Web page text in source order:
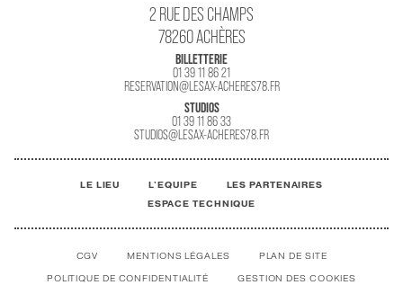
2 RUE DES CHAMPS
78260 ACHÈRES
BILLETTERIE
01 39 11 86 21
RESERVATION@LESAX-ACHERES78.FR
STUDIOS
01 39 11 86 33
STUDIOS@LESAX-ACHERES78.FR
LE LIEU L'EQUIPE
LES PARTENAIRES
ESPACE TECHNIQUE
CGV MENTIONS LÉGALES PLAN DE SITE
POLITIQUE DE CONFIDENTIALITÉ GESTION DES COOKIES